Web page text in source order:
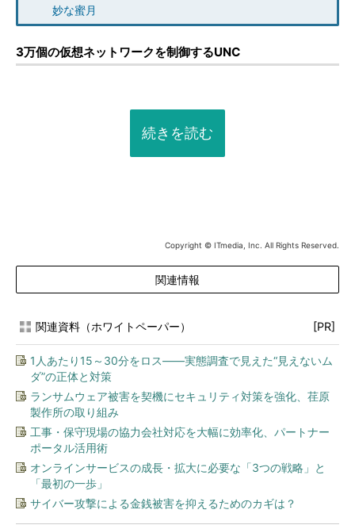
妙な蜜月
3万個の仮想ネットワークを制御するUNC
続きを読む
Copyright © ITmedia, Inc. All Rights Reserved.
関連情報
関連資料（ホワイトペーパー） [PR]
1人あたり15～30分をロス――実態調査で見えた“見えないム
ダ”の正体と対策
ランサムウェア被害を契機にセキュリティ対策を強化、荏原
製作所の取り組み
工事・保守現場の協力会社対応を大幅に効率化、パートナー
ポータル活用術
オンラインサービスの成長・拡大に必要な「3つの戦略」と
「最初の一歩」
サイバー攻撃による金銭被害を抑えるためのカギは？